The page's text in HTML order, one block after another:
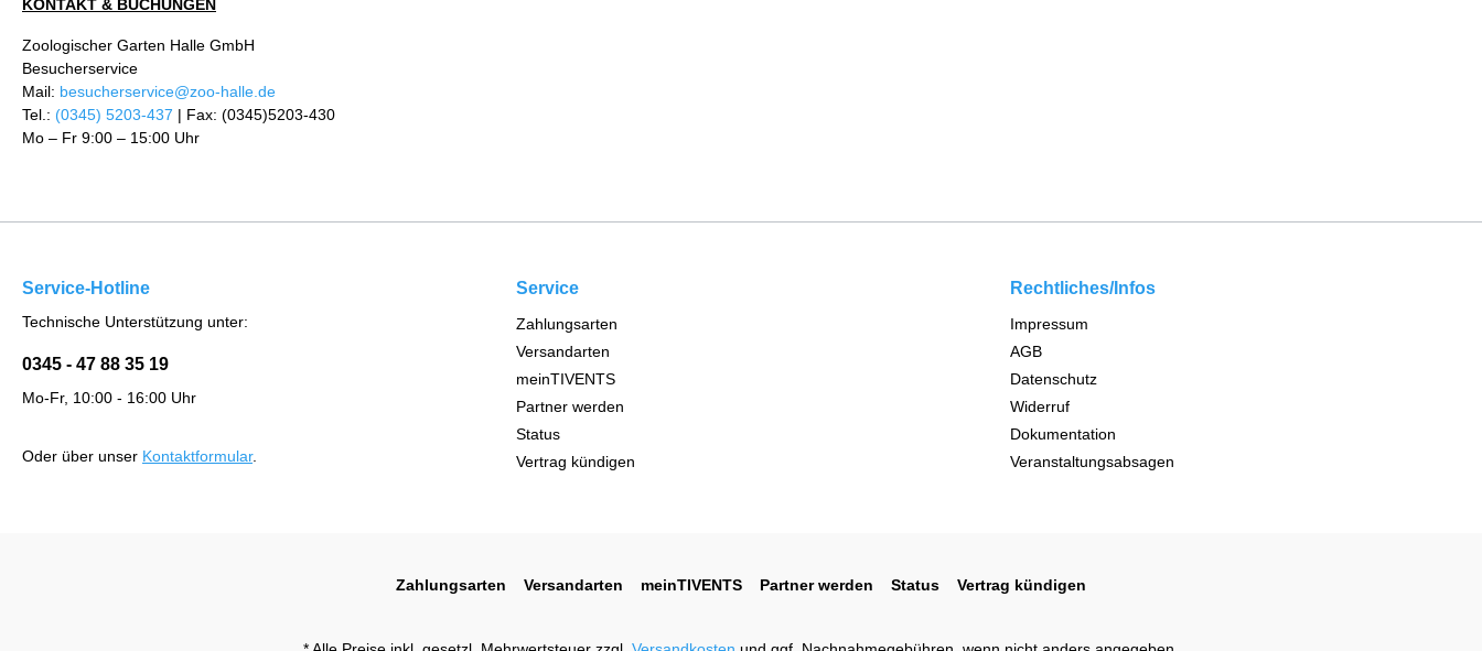
KONTAKT & BUCHUNGEN
Zoologischer Garten Halle GmbH
Besucherservice
Mail: besucherservice@zoo-halle.de
Tel.: (0345) 5203-437 | Fax: (0345)5203-430
Mo – Fr 9:00 – 15:00 Uhr
Service-Hotline
Technische Unterstützung unter:
0345 - 47 88 35 19
Mo-Fr, 10:00 - 16:00 Uhr
Oder über unser Kontaktformular.
Service
Zahlungsarten
Versandarten
meinTIVENTS
Partner werden
Status
Vertrag kündigen
Rechtliches/Infos
Impressum
AGB
Datenschutz
Widerruf
Dokumentation
Veranstaltungsabsagen
Zahlungsarten Versandarten meinTIVENTS Partner werden Status Vertrag kündigen